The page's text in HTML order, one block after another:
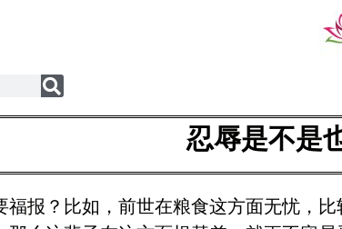
忍辱是不是
福报？比如，前世在粮食这方面无忧，